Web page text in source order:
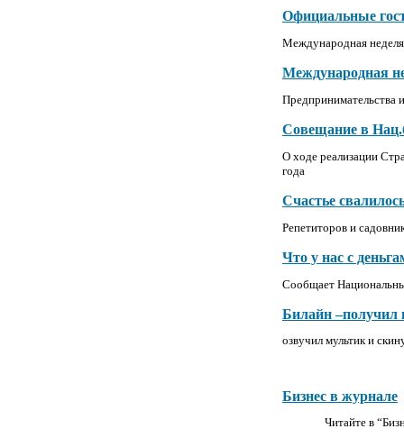
Официальные
Международная неделя
Международная
Предпринимательства
Совещание в
О ходе реализации
года
Счастье
Репетиторов и
Что у нас с
Сообщает
Билайн –получил
озвучил мультик и
Бизнес в журнале
Читайте в